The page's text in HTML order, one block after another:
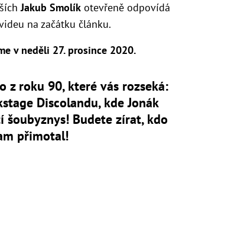
Jakub Smolík otevřeně odpovídá
na začátku článku.
v neděli 27. prosince 2020.
z roku 90, které vás rozseká:
Discolandu, kde Jonák
šoubyznys! Budete zírat, kdo
přimotal!